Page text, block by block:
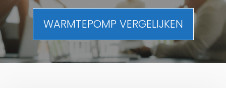
WARMTEPOMP VERGELIJKEN